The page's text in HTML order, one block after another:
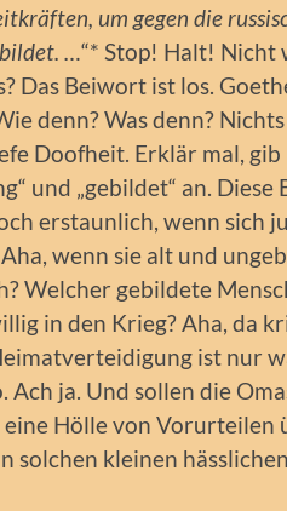
um gegen die
…“* Stop! Halt! Nicht
Das Beiwort ist los.
denn? Was denn?
Doofheit. Erklär mal,
und „gebildet“ an.
erstaunlich, wenn sich
wenn sie alt und
Welcher gebildete
in den Krieg? Aha, da
ist nur
Ach ja. Und sollen die
eine Hölle von
solchen kleinen